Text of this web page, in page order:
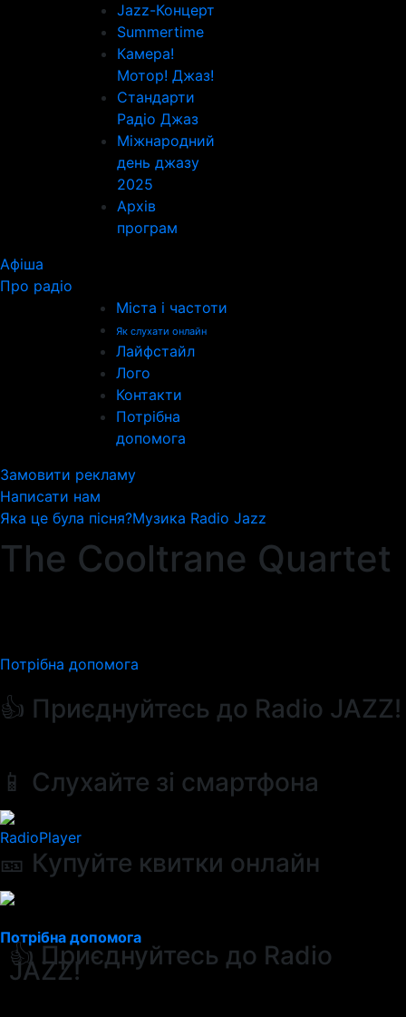
Jazz-Концерт
Summertime
Камера!
Мотор! Джаз!
Стандарти
Радіо Джаз
Міжнародний
день джазу
2025
Архів
програм
Афіша
Про радіо
Міста і частоти
Як слухати онлайн
Лайфстайл
Лого
Контакти
Потрібна
допомога
Замовити рекламу
Написати нам
Яка це була пісня?Музика Radio Jazz
The Cooltrane Quartet
Потрібна допомога
👍 Приєднуйтесь до Radio JAZZ!
📱 Слухайте зі смартфона
RadioPlayer
🎫 Купуйте квитки онлайн
Потрібна допомога
👍 Приєднуйтесь до Radio
JAZZ!